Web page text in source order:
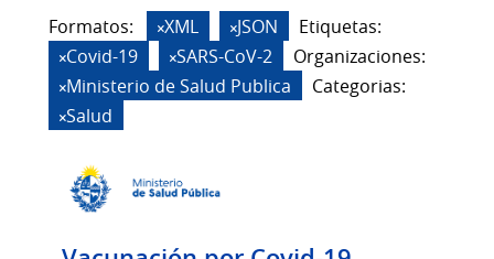
Formatos: XML JSON
Etiquetas:
Covid-19
SARS-CoV-2
Organizaciones:
Ministerio de Salud Publica
Categorias:
Salud